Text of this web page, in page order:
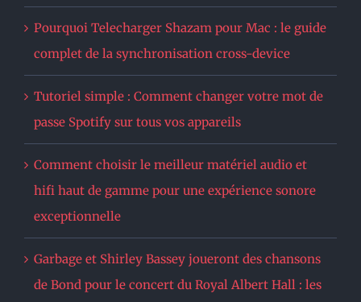
Pourquoi Telecharger Shazam pour Mac : le guide
complet de la synchronisation cross-device
Tutoriel simple : Comment changer votre mot de
passe Spotify sur tous vos appareils
Comment choisir le meilleur matériel audio et
hifi haut de gamme pour une expérience sonore
exceptionnelle
Garbage et Shirley Bassey joueront des chansons
de Bond pour le concert du Royal Albert Hall : les